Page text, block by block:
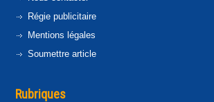
Régie publicitaire
Mentions légales
Soumettre article
Rubriques